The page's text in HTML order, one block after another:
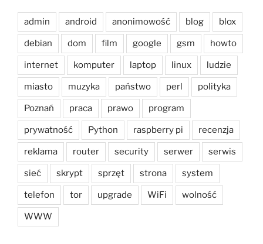
admin android anonimowość blog blox
debian dom film google gsm howto
internet komputer laptop linux ludzie
miasto muzyka państwo perl polityka
Poznań praca prawo program
prywatność Python raspberry pi recenzja
reklama router security serwer serwis
sieć skrypt sprzęt strona system
telefon tor upgrade WiFi wolność
WWW